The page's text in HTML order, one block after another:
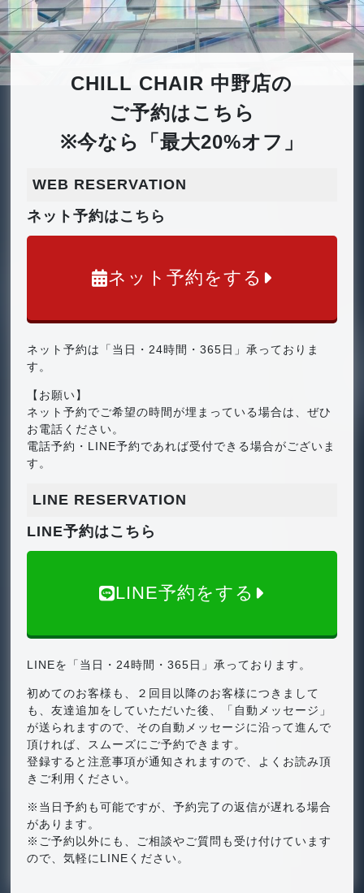
CHILL CHAIR 中野店の
ご予約はこちら
※今なら「最大20%オフ」
WEB RESERVATION
ネット予約はこちら
ネット予約をする
ネット予約は「当日・24時間・365日」承っておりま
す。
【お願い】
ネット予約でご希望の時間が埋まっている場合は、ぜひ
お電話ください。
電話予約・LINE予約であれば受付できる場合がございま
す。
LINE RESERVATION
LINE予約はこちら
LINE予約をする
LINEを「当日・24時間・365日」承っております。
初めてのお客様も、２回目以降のお客様につきまして
も、友達追加をしていただいた後、「自動メッセージ」
が送られますので、その自動メッセージに沿って進んで
頂ければ、スムーズにご予約できます。
登録すると注意事項が通知されますので、よくお読み頂
きご利用ください。
※当日予約も可能ですが、予約完了の返信が遅れる場合
があります。
※ご予約以外にも、ご相談やご質問も受け付けています
ので、気軽にLINEください。